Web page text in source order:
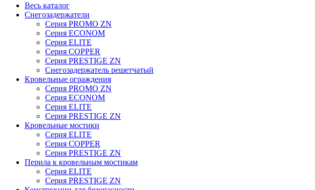
Весь каталог
Снегозадержатели
Серия PROMO ZN
Серия ECONOM
Серия ELITE
Серия COPPER
Серия PRESTIGE ZN
Снегозадержатель решетчатый
Кровельные ограждения
Серия PROMO ZN
Серия ECONOM
Серия ELITE
Серия PRESTIGE ZN
Кровельные мостики
Серия ELITE
Серия COPPER
Серия PRESTIGE ZN
Перила к кровельным мостикам
Серия ELITE
Серия PRESTIGE ZN